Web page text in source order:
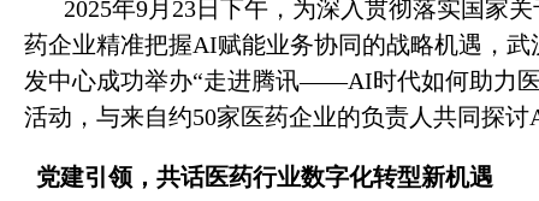
2025年9月23日下午，为深入贯彻落实国家
药企业精准把握AI赋能业务协同的战略机遇，
发中心成功举办“走进腾讯——AI时代如何助力
活动，与来自约50家医药企业的负责人共同探
党建引领，共话医药行业数字化转型新机遇